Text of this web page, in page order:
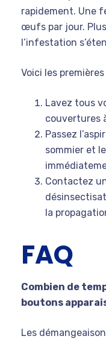
rapidement. Une
œufs par jour.
l’infestation
Voici les
Lavez tous
couvertures
Passez
sommier et
Contactez
la
FAQ
Combien de
boutons
Les